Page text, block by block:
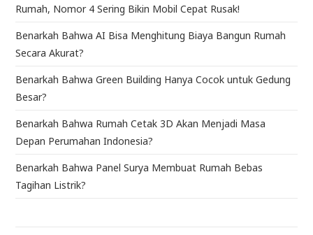
Rumah, Nomor 4 Sering Bikin Mobil Cepat Rusak!
Benarkah Bahwa AI Bisa Menghitung Biaya Bangun Rumah
Secara Akurat?
Benarkah Bahwa Green Building Hanya Cocok untuk Gedung
Besar?
Benarkah Bahwa Rumah Cetak 3D Akan Menjadi Masa
Depan Perumahan Indonesia?
Benarkah Bahwa Panel Surya Membuat Rumah Bebas
Tagihan Listrik?